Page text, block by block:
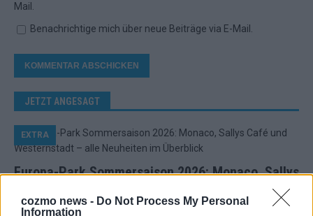
cozmo news - Do Not Process My Personal
Information
Mail.
Benachrichtige mich über neue Beiträge via E-Mail.
JETZT ANGESAGT
Europa-Park Sommersaison 2026: Monaco, Sallys
Überblick
EXTRA